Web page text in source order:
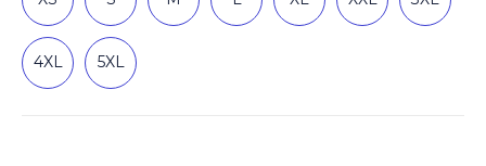
4XL 5XL